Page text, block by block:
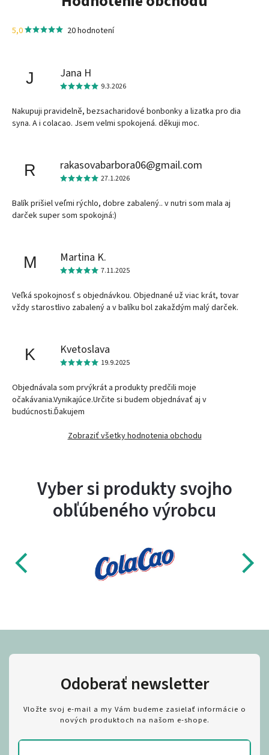
5,0 20 hodnotení
J Jana H
9.3.2026
Nakupuji pravidelně, bezsacharidové bonbonky a lizatka pro dia
syna. A i colacao. Jsem velmi spokojená. děkuji moc.
R rakasovabarbora06@gmail.com
27.1.2026
Balík prišiel veľmi rýchlo, dobre zabalený.. v nutri som mala aj
darček super som spokojná:)
M Martina K.
7.11.2025
Veľká spokojnosť s objednávkou. Objednané už viac krát, tovar
vždy starostlivo zabalený a v balíku bol zakaždým malý darček.
K Kvetoslava
19.9.2025
Objednávala som prvýkrát a produkty predčili moje
očakávania.Vynikajúce.Určite si budem objednávať aj v
budúcnosti.Ďakujem
Zobraziť všetky hodnotenia obchodu
Vyber si produkty svojho
obľúbeného výrobcu
Odoberať newsletter
Vložte svoj e-mail a my Vám budeme zasielať informácie o
nových produktoch na našom e-shope.